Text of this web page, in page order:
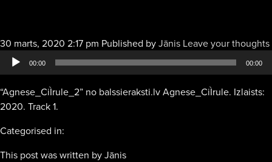
30 marts, 2020 2:17 pm Published byJānis Leave your thoughts
00:00 00:00
“Agnese_CiÌrule_2” no balssieraksti.lv Agnese_CiÌrule. Izlaists:
2020. Track 1.
Categorised in:
This post was written by Jānis